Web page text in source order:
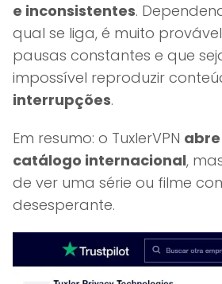
e inconsistentes.
qual se liga, é muito
pausas constantes e que
impossível reproduzir
interrupções.
Em resumo: o TuxlerVPN
catálogo internacional,
de ver uma série ou filme
desesperante.